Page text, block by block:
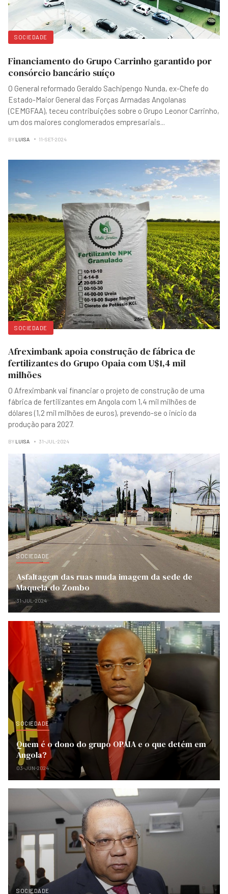
SOCIEDADE
Financiamento do Grupo Carrinho garantido por
consórcio bancário suíço
O General reformado Geraldo Sachipengo Nunda, ex-Chefe do
Estado-Maior General das Forças Armadas Angolanas
(CEMGFAA), teceu contribuições sobre o Grupo Leonor Carrinho,
um dos maiores conglomerados empresariais
BY LUISA 11-SET-2024
SOCIEDADE
Afreximbank apoia construção de fábrica de
fertilizantes do Grupo Opaia com U$1,4 mil
milhões
O Afreximbank vai financiar o projeto de construção de uma
fábrica de fertilizantes em Angola com 1,4 mil milhões de
dólares (1,2 mil milhões de euros), prevendo-se o início da
produção para 2027.
BY LUISA 31-JUL-2024
SOCIEDADE
Asfaltagem das ruas muda imagem da sede de
Maquela do Zombo
31-JUL-2024
SOCIEDADE
Quem é o dono do grupo OPAIA e o que detém em
Angola?
03-JUN-2024
SOCIEDADE